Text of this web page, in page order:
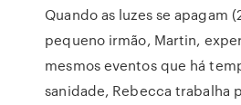
Quando as luzes se apagam
pequeno irmão, Martin,
mesmos eventos que há
sanidade, Rebecca trabalha